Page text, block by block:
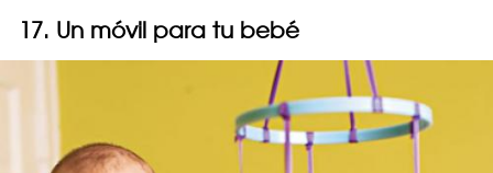
17. Un móvil para tu bebé